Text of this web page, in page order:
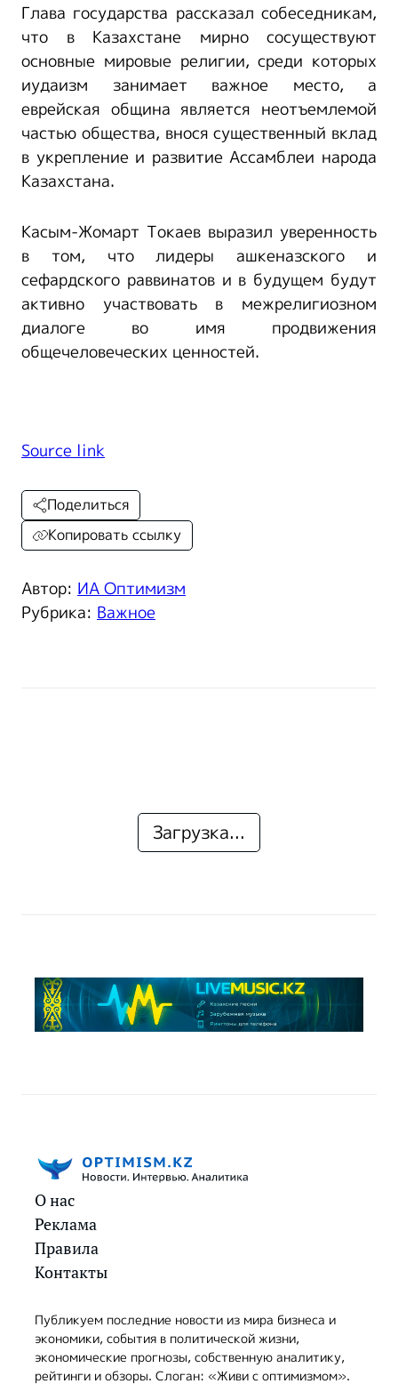
Глава государства рассказал собеседникам,
что в Казахстане мирно сосуществуют
основные мировые религии, среди которых
иудаизм занимает важное место, а
еврейская община является неотъемлемой
частью общества, внося существенный вклад
в укрепление и развитие Ассамблеи народа
Казахстана.
Касым-Жомарт Токаев выразил уверенность
в том, что лидеры ашкеназского и
сефардского раввинатов и в будущем будут
активно участвовать в межрелигиозном
диалоге во имя продвижения
общечеловеческих ценностей.
Source link
Автор: ИА Оптимизм
Рубрика: Важное
Поделиться
Копировать ссылку
Загрузка...
О нас
Реклама
Правила
Контакты
Публикуем последние новости из мира бизнеса и
экономики, события в политической жизни,
экономические прогнозы, собственную аналитику,
рейтинги и обзоры. Слоган: «Живи с оптимизмом».